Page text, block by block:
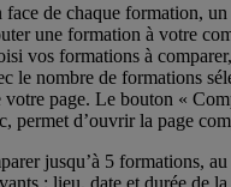
face de chaque formation,
une formation à votre
vos formations à
le nombre de formations
votre page. Le bouton «
permet d’ouvrir la page
jusqu’à 5 formations,
: lieu, date et durée de